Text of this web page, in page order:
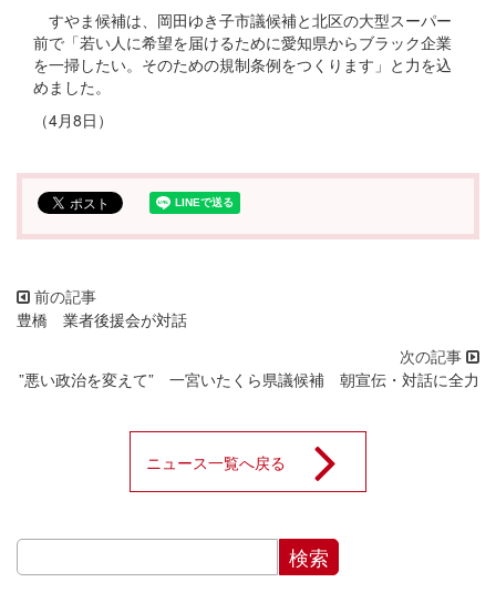
すやま候補は、岡田ゆき子市議候補と北区の大型スーパー
前で「若い人に希望を届けるために愛知県からブラック企業
を一掃したい。そのための規制条例をつくります」と力を込
めました。
（4月8日）
豊橋 業者後援会が対話
”悪い政治を変えて” 一宮いたくら県議候補 朝宣伝・対話に全力
ニュース一覧へ戻る